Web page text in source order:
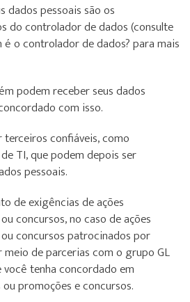
dados pessoais são os
do controlador de dados (consulte
o controlador de dados? para mais
podem receber seus dados
com isso.
confiáveis, como
TI, que podem depois ser
pessoais.
de exigências de ações
concursos, no caso de ações
concursos patrocinados por
de parcerias com o grupo GL
você tenha concordado em
promoções e concursos.